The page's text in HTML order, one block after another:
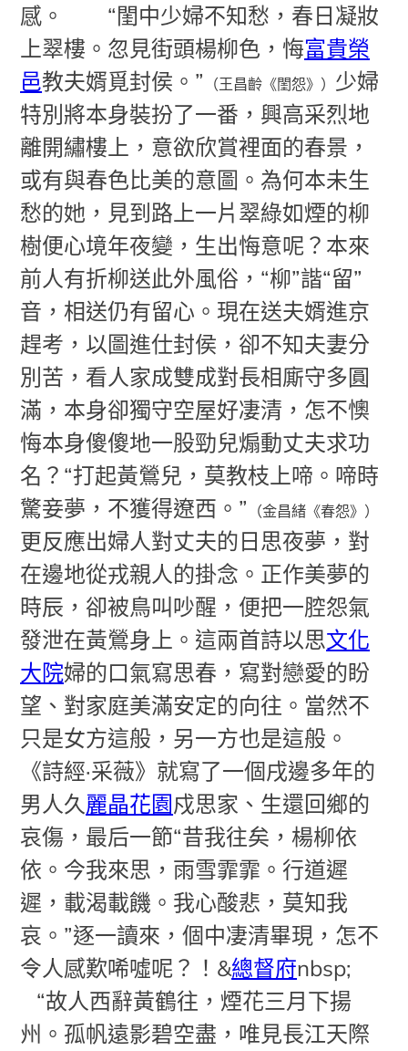
感。
“閨中少婦不知愁，春日凝妝
上翠樓。忽見街頭楊柳色，悔富貴榮
邑教夫婿覓封侯。” （王昌齡《閨怨》） 少婦
特別將本身裝扮了一番，興高采烈地
離開繡樓上，意欲欣賞裡面的春景，
或有與春色比美的意圖。為何本未生
愁的她，見到路上一片翠綠如煙的柳
樹便心境年夜變，生出悔意呢？本來
前人有折柳送此外風俗，“柳”諧“留”
音，相送仍有留心。現在送夫婿進京
趕考，以圖進仕封侯，卻不知夫妻分
別苦，看人家成雙成對長相廝守多圓
滿，本身卻獨守空屋好凄清，怎不懊
悔本身傻傻地一股勁兒煽動丈夫求功
名？“打起黃鶯兒，莫教枝上啼。啼時
驚妾夢，不獲得遼西。”
（金昌緒《春怨》）
更反應出婦人對丈夫的日思夜夢，對
在邊地從戎親人的掛念。正作美夢的
時辰，卻被鳥叫吵醒，便把一腔怨氣
發泄在黃鶯身上。這兩首詩以思文化
大院婦的口氣寫思春，寫對戀愛的盼
望、對家庭美滿安定的向往。當然不
只是女方這般，另一方也是這般。
《詩經·采薇》就寫了一個戌邊多年的
男人久 麗晶花園戍思家、生還回鄉的
哀傷，最后一節“昔我往矣，楊柳依
依。今我來思，雨雪霏霏。行道遲
遲，載渴載饑。我心酸悲，莫知我
哀。”逐一讀來，個中凄清畢現，怎不
令人感歎唏噓呢？！ &總督府nbsp;
“故人西辭黃鶴往，煙花三月下揚
州。孤帆遠影碧空盡，唯見長江天際